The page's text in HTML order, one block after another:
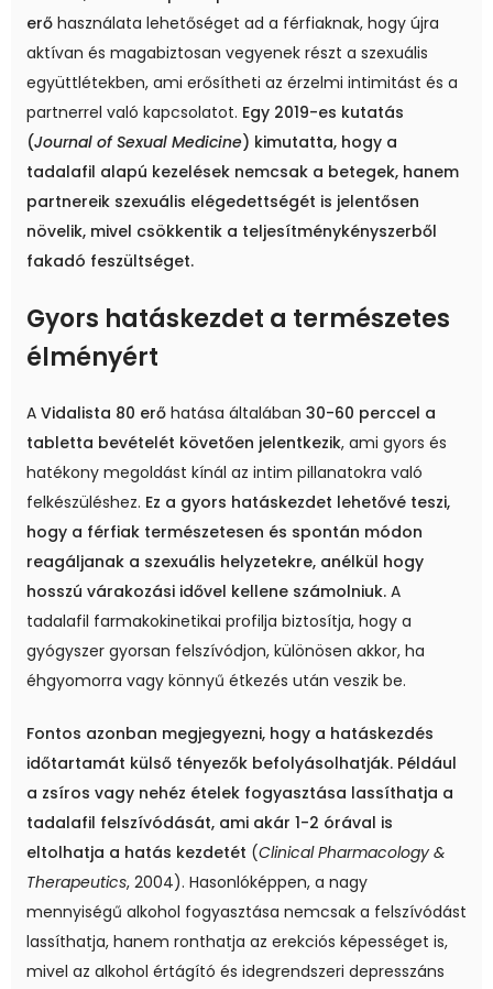
erő használata lehetőséget ad a férfiaknak, hogy újra
aktívan és magabiztosan vegyenek részt a szexuális
együttlétekben, ami erősítheti az érzelmi intimitást és a
partnerrel való kapcsolatot. Egy 2019-es kutatás
(Journal of Sexual Medicine) kimutatta, hogy a
tadalafil alapú kezelések nemcsak a betegek, hanem
partnereik szexuális elégedettségét is jelentősen
növelik, mivel csökkentik a teljesítménykényszerből
fakadó feszültséget.
Gyors hatáskezdet a természetes
élményért
A Vidalista 80 erő hatása általában 30-60 perccel a
tabletta bevételét követően jelentkezik, ami gyors és
hatékony megoldást kínál az intim pillanatokra való
felkészüléshez. Ez a gyors hatáskezdet lehetővé teszi,
hogy a férfiak természetesen és spontán módon
reagáljanak a szexuális helyzetekre, anélkül hogy
hosszú várakozási idővel kellene számolniuk. A
tadalafil farmakokinetikai profilja biztosítja, hogy a
gyógyszer gyorsan felszívódjon, különösen akkor, ha
éhgyomorra vagy könnyű étkezés után veszik be.
Fontos azonban megjegyezni, hogy a hatáskezdés
időtartamát külső tényezők befolyásolhatják. Például
a zsíros vagy nehéz ételek fogyasztása lassíthatja a
tadalafil felszívódását, ami akár 1-2 órával is
eltolhatja a hatás kezdetét (Clinical Pharmacology &
Therapeutics, 2004). Hasonlóképpen, a nagy
mennyiségű alkohol fogyasztása nemcsak a felszívódást
lassíthatja, hanem ronthatja az erekciós képességet is,
mivel az alkohol értágító és idegrendszeri depresszáns